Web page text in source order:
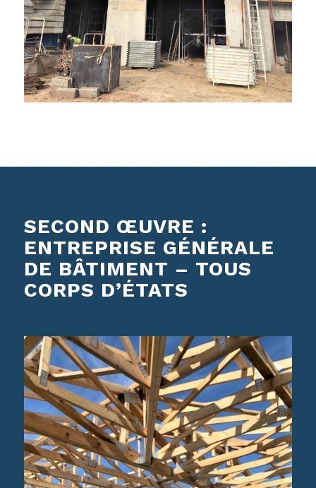
SECOND ŒUVRE :
ENTREPRISE GÉNÉRALE
DE BÂTIMENT – TOUS
CORPS D’ÉTATS